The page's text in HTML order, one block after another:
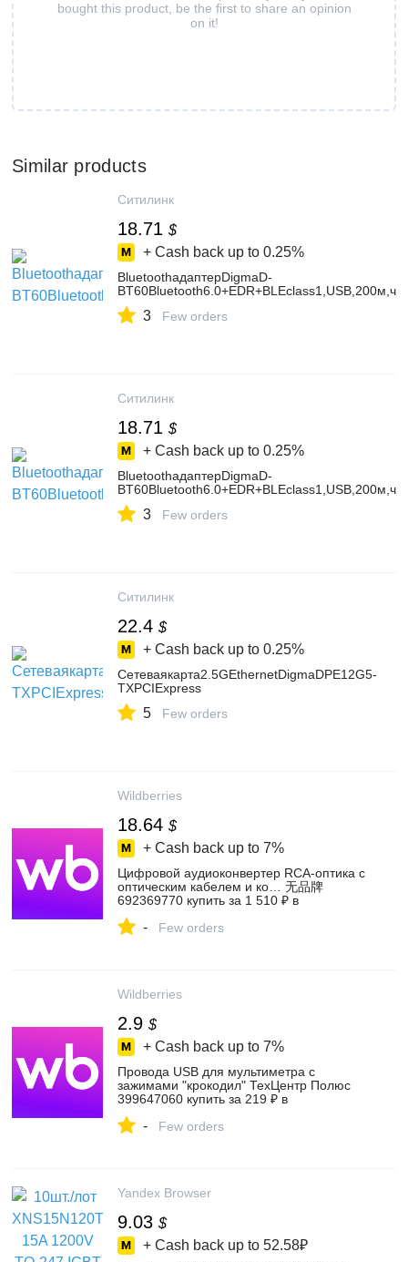
bought this product, be the first to share an opinion
on it!
Similar products
Ситилинк
18.71 $
+ Cash back up to 0.25%
BluetoothадаптерDigmaD-
3 Few orders
Ситилинк
18.71 $
+ Cash back up to 0.25%
BluetoothадаптерDigmaD-
3 Few orders
Ситилинк
22.4 $
+ Cash back up to 0.25%
Сетеваякарта2.5GEthernetDigmaDPE12G5-
TXPCIExpress
5 Few orders
Wildberries
18.64 $
+ Cash back up to 7%
Цифровой аудиоконвертер RCA-оптика с
оптическим кабелем и ко… 无品牌
692369770 купить за 1 510 ₽ в
- Few orders
Wildberries
2.9 $
+ Cash back up to 7%
Провода USB для мультиметра с
зажимами "крокодил" ТехЦентр Полюс
399647060 купить за 219 ₽ в
- Few orders
Yandex Browser
9.03 $
+ Cash back up to 52.58₽